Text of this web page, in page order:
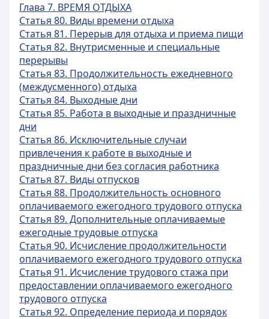
Глава 7. ВРЕМЯ ОТДЫХА
Статья 80. Виды времени отдыха
Статья 81. Перерыв для отдыха и приема пищи
Статья 82. Внутрисменные и специальные
перерывы
Статья 83. Продолжительность ежедневного
(междусменного) отдыха
Статья 84. Выходные дни
Статья 85. Работа в выходные и праздничные
дни
Статья 86. Исключительные случаи
привлечения к работе в выходные и
праздничные дни без согласия работника
Статья 87. Виды отпусков
Статья 88. Продолжительность основного
оплачиваемого ежегодного трудового отпуска
Статья 89. Дополнительные оплачиваемые
ежегодные трудовые отпуска
Статья 90. Исчисление продолжительности
оплачиваемого ежегодного трудового отпуска
Статья 91. Исчисление трудового стажа при
предоставлении оплачиваемого ежегодного
трудового отпуска
Статья 92. Определение периода и порядок